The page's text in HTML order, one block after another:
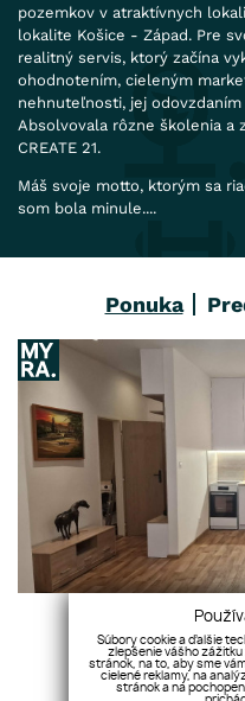
pozemkov v atraktívnych
lokalite Košice - Západ. Pre
realitný servis, ktorý začína
ohodnotením, cieleným
nehnuteľnosti, jej
Absolvovala rôzne školenia a
CREATE 21.
Máš svoje motto, ktorým sa
som bola minule....
Ponuka
Pekný 2 izb. byt pri Veterine,
€/mesiac
Súbory cookie a ďalšie
zlepšenie vášho
stránok, na to, aby sme
cielené reklamy, na
stránok a na